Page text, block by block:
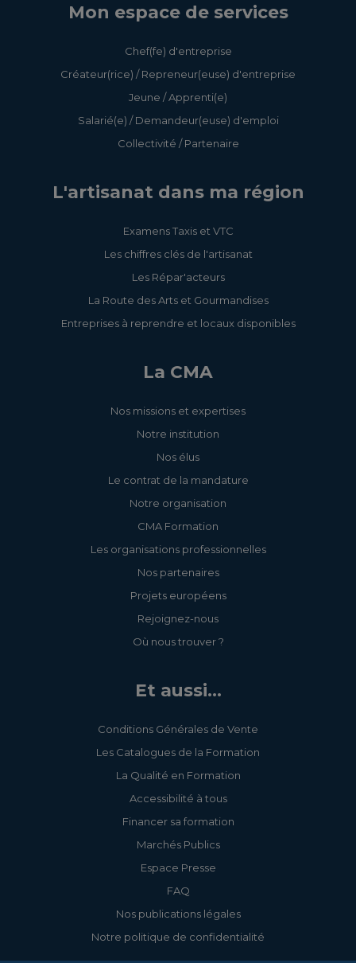
Mon espace de services
Chef(fe) d'entreprise
Créateur(rice) / Repreneur(euse) d'entreprise
Jeune / Apprenti(e)
Salarié(e) / Demandeur(euse) d'emploi
Collectivité / Partenaire
L'artisanat dans ma région
Examens Taxis et VTC
Les chiffres clés de l'artisanat
Les Répar'acteurs
La Route des Arts et Gourmandises
Entreprises à reprendre et locaux disponibles
La CMA
Nos missions et expertises
Notre institution
Nos élus
Le contrat de la mandature
Notre organisation
CMA Formation
Les organisations professionnelles
Nos partenaires
Projets européens
Rejoignez-nous
Où nous trouver ?
Et aussi...
Conditions Générales de Vente
Les Catalogues de la Formation
La Qualité en Formation
Accessibilité à tous
Financer sa formation
Marchés Publics
Espace Presse
FAQ
Nos publications légales
Notre politique de confidentialité